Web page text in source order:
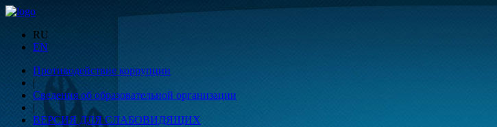
RU
EN
Противодействие коррупции
|
Сведения об образовательной организации
|
ВЕРСИЯ ДЛЯ СЛАБОВИДЯЩИХ